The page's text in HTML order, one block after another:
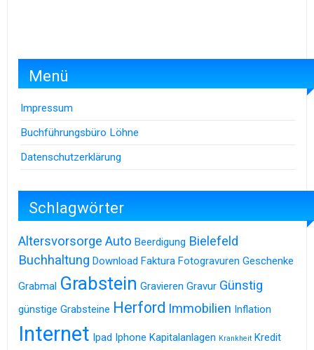
Menü
Impressum
Buchführungsbüro Löhne
Datenschutzerklärung
Schlagwörter
Altersvorsorge Auto Beerdigung Bielefeld
Buchhaltung Download Faktura Fotogravuren Geschenke
Grabmal Grabstein Gravieren Gravur Günstig
günstige Grabsteine Herford Immobilien Inflation
Internet Ipad Iphone Kapitalanlagen Krankheit Kredit